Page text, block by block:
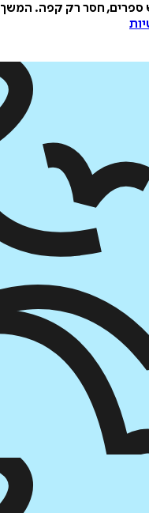
ספרים, חסר רק קפה. המשך